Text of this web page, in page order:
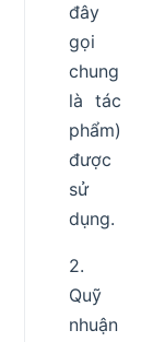
đây
gọi
chung
là tác
phẩm)
được
sử
dụng.
2.
Quỹ
nhuận